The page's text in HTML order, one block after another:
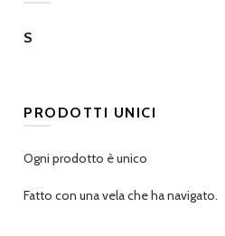
S
PRODOTTI UNICI
Ogni prodotto è unico
Fatto con una vela che ha navigato.